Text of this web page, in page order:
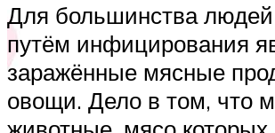
Для большинства
путём инфицирования
заражённые мясные
овощи. Дело в том, что